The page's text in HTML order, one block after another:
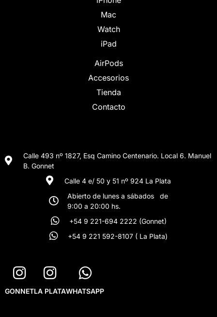
Mac
Watch
iPad
AirPods
Accesorios
Tienda
Contacto
Calle 493 nº 1827, Esq Camino Centenario. Local 6. Manuel
B. Gonnet
Calle 4 e/ 50 y 51 nº 924 La Plata
Abierto de lunes a sábados de
9:00 a 20:00 hs.
+54 9 221-694 2222 (Gonnet)
+54 9 221 592-8107 ( La Plata)
GONNETLA PLATAWHATSAPP